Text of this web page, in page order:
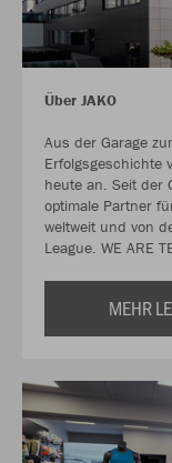
Über JAKO
Aus der Garage
Erfolgsgeschichte
heute an. Seit der
optimale Partner
weltweit und von
League. WE ARE
MEHR